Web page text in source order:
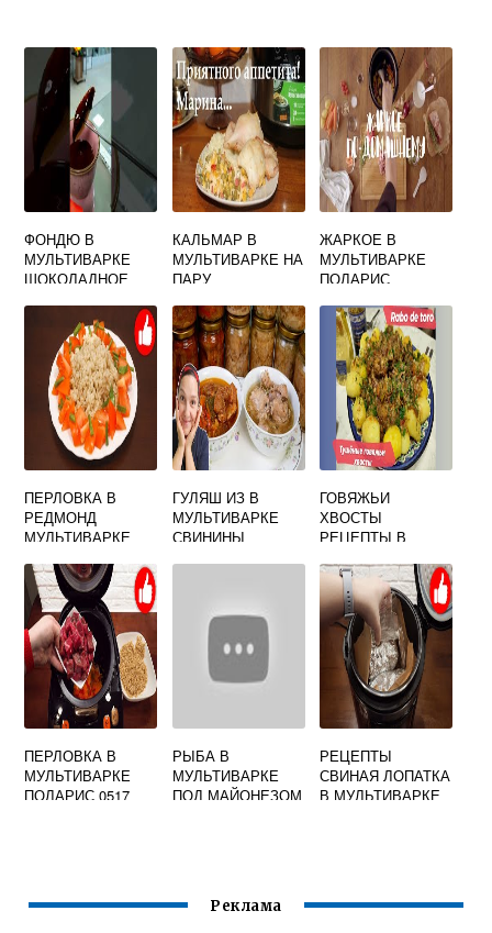
ФОНДЮ В
МУЛЬТИВАРКЕ
ШОКОЛАДНОЕ
КАЛЬМАР В
МУЛЬТИВАРКЕ НА
ПАРУ
ЖАРКОЕ В
МУЛЬТИВАРКЕ
ПОЛАРИС
ПЕРЛОВКА В
РЕДМОНД
МУЛЬТИВАРКЕ
ГУЛЯШ ИЗ В
МУЛЬТИВАРКЕ
СВИНИНЫ
ГОВЯЖЬИ
ХВОСТЫ
РЕЦЕПТЫ В
ПЕРЛОВКА В
МУЛЬТИВАРКЕ
ПОЛАРИС 0517
РЫБА В
МУЛЬТИВАРКЕ
ПОД МАЙОНЕЗОМ
РЕЦЕПТЫ
СВИНАЯ ЛОПАТКА
В МУЛЬТИВАРКЕ
Реклама